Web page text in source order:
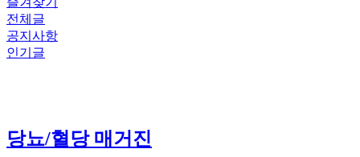
전체글
공지사항
인기글
당뇨/혈당 매거진